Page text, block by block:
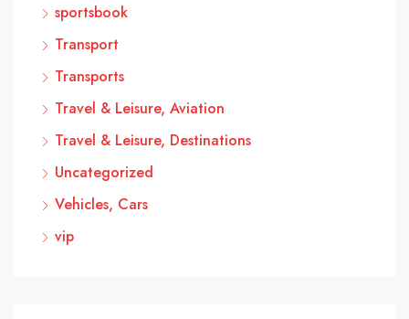
sportsbook
Transport
Transports
Travel & Leisure, Aviation
Travel & Leisure, Destinations
Uncategorized
Vehicles, Cars
vip